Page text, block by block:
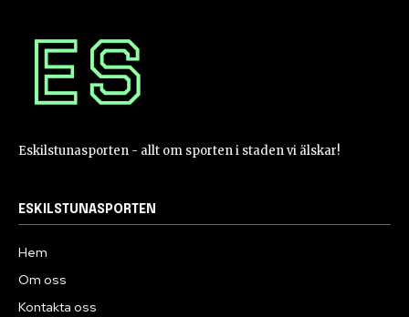
Eskilstunasporten - allt om sporten i staden vi älskar!
ESKILSTUNASPORTEN
Hem
Om oss
Kontakta oss